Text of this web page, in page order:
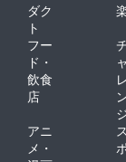
ダク
ト
フー
ド・
飲食
店
ャ
レ
アニ
メ・
ス